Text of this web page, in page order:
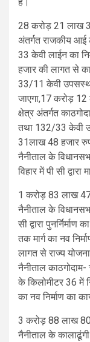
28 करोड़ 21 लाख
अंतर्गत राजकीय
33 केवी लाईन का
हजार की लागत से
33/11 केवी
जाएगा,17 करोड़ 12
क्षेत्र अंतर्गत
तथा 132/33 केवी
31लाख 48 हजार
नैनीताल के
विहार में पी सी द्वारा
1 करोड़ 83 लाख 47
नैनीताल के
सी द्वारा
तक मार्ग का नव
लागत से राज्य
नैनीताल काठगोदाम-
के किलोमीटर 36 में
का नव निर्माण का
3 करोड़ 88 लाख 80
नैनीताल के कालाढूंगी